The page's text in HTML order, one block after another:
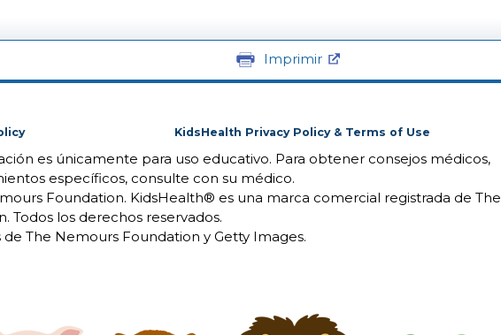
Imprimir
KidsHealth Privacy Policy & Terms of Use
es únicamente para uso educativo. Para obtener consejos médicos,
específicos, consulte con su médico.
Foundation. KidsHealth® es una marca comercial registrada de The
Todos los derechos reservados.
The Nemours Foundation y Getty Images.